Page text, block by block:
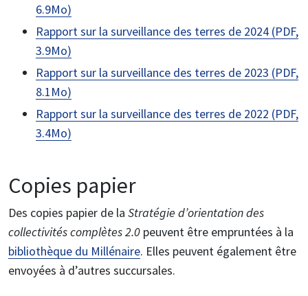
6.9Mo)
Rapport sur la surveillance des terres de 2024 (PDF,
3.9Mo)
Rapport sur la surveillance des terres de 2023 (PDF,
8.1Mo)
Rapport sur la surveillance des terres de 2022 (PDF,
3.4Mo)
Copies papier
Des copies papier de la Stratégie d’orientation des
collectivités complètes 2.0 peuvent être empruntées à la
bibliothèque du Millénaire. Elles peuvent également être
envoyées à d’autres succursales.